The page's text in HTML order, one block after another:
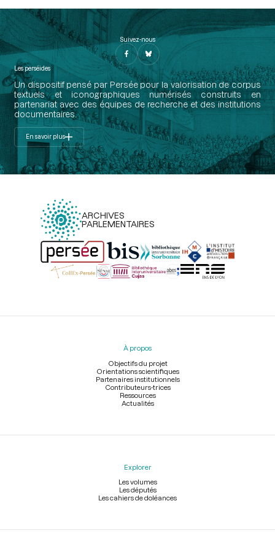
Suivez-nous
Les perséides
Un dispositif pensé par Persée pour la valorisation de corpus
textuels et iconographiques numérisés construits en
partenariat avec des équipes de recherche et des institutions
documentaires.
En savoir plus
ARCHIVES
PARLEMENTAIRES
Menu
À propos
Objectifs du projet
Orientations scientifiques
Partenaires institutionnels
Contributeurs-trices
Ressources
Actualités
Explorer
Les volumes
Les députés
Les cahiers de doléances